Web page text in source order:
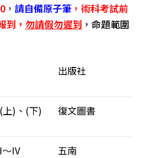
， 請自備原子筆，術科考試前
到， 勿請假勿遲到 ，命題範圍
出版社
)、(下) 復文圖書
IV 五南